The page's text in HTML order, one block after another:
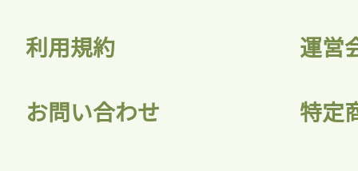
利用規約 運営
お問い合わせ 特定